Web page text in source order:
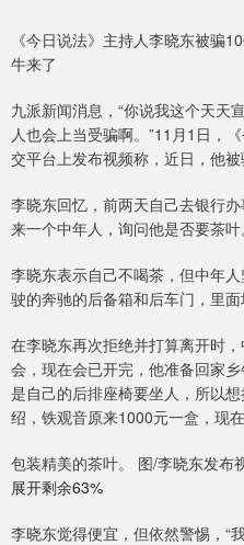
《今日说法》主持人李晓东被骗
牛来了
九派新闻消息，“你说我这个天天
人也会上当受骗啊。”11月1日，
交平台上发布视频称，近日，他被
李晓东回忆，前两天自己去银行
来一个中年人，询问他是否要茶叶
李晓东表示自己不喝茶，但中年
驶的奔驰的后备箱和后车门，里面
在李晓东再次拒绝并打算离开时
会，现在会已开完，他准备回家
是自己的后排座椅要坐人，所以
绍，铁观音原来1000元一盒，现在
包装精美的茶叶。 图/李晓东发布
展开剩余63%
李晓东觉得便宜，但依然警惕，“